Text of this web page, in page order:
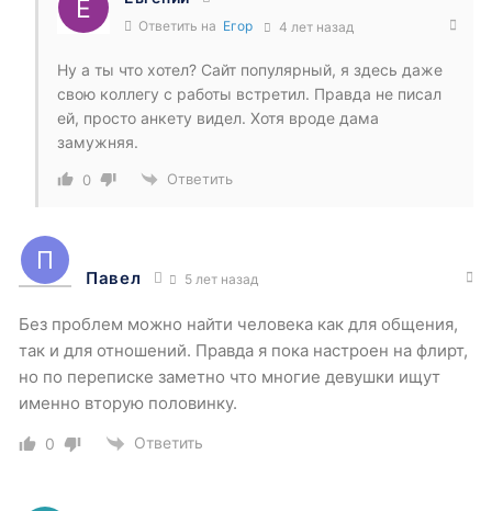
Ответить на Егор 4 лет назад
Ну а ты что хотел? Сайт популярный, я здесь даже
свою коллегу с работы встретил. Правда не писал
ей, просто анкету видел. Хотя вроде дама
замужняя.
0 Ответить
Павел 5 лет назад
Без проблем можно найти человека как для общения,
так и для отношений. Правда я пока настроен на флирт,
но по переписке заметно что многие девушки ищут
именно вторую половинку.
0 Ответить